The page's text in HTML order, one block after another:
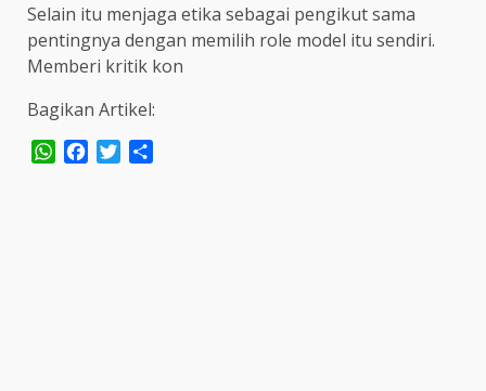
Selain itu menjaga etika sebagai pengikut sama
pentingnya dengan memilih role model itu sendiri.
Memberi kritik kon
Bagikan Artikel:
WhatsApp
Facebook
Twitter